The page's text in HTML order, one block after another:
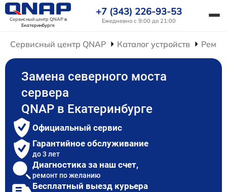
Сервисный центр QNAPв
Екатеринбурге
+7 (343) 226-93-53
Ежедневно с 9:00 до 21:00
Сервисный центр QNAP Каталог устройств
Замена северного моста
сервера
QNAP в Екатеринбурге
Официальный сервис
Гарантийное обслуживание
до 3 лет
Диагностика за наш счет,
ремонт по желанию
Бесплатный выезд курьера